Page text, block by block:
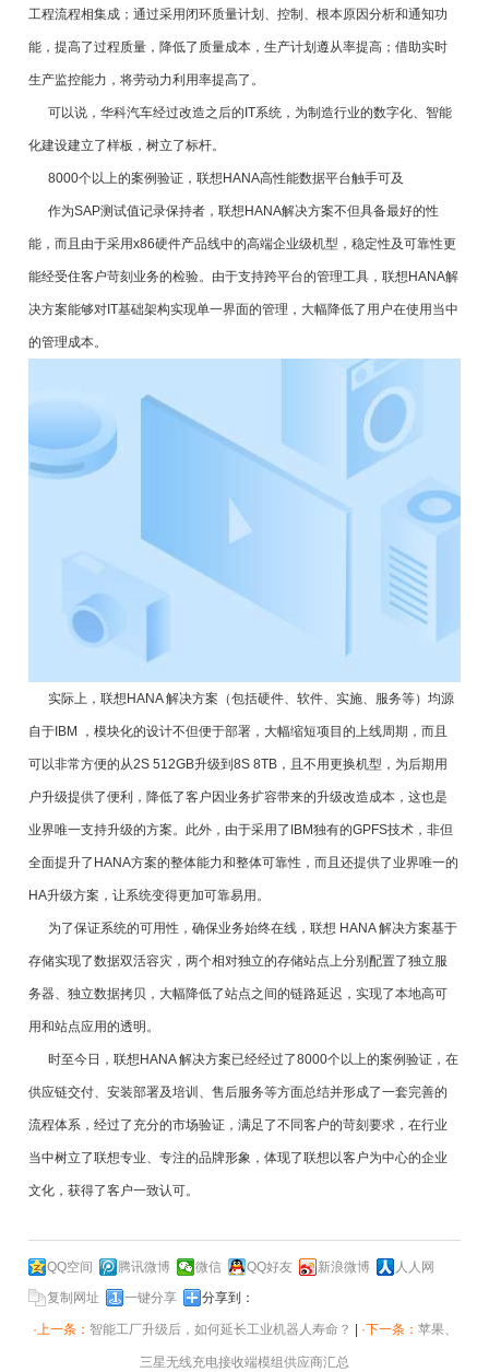
工程流程相集成；通过采用闭环质量计划、控制、根本原因分析和通知功
能，提高了过程质量，降低了质量成本，生产计划遵从率提高；借助实时
生产监控能力，将劳动力利用率提高了。
可以说，华科汽车经过改造之后的IT系统，为制造行业的数字化、智能
化建设建立了样板，树立了标杆。
8000个以上的案例验证，联想HANA高性能数据平台触手可及
作为SAP测试值记录保持者，联想HANA解决方案不但具备最好的性
能，而且由于采用x86硬件产品线中的高端企业级机型，稳定性及可靠性更
能经受住客户苛刻业务的检验。由于支持跨平台的管理工具，联想HANA解
决方案能够对IT基础架构实现单一界面的管理，大幅降低了用户在使用当中
的管理成本。
实际上，联想HANA 解决方案（包括硬件、软件、实施、服务等）均源
自于IBM ，模块化的设计不但便于部署，大幅缩短项目的上线周期，而且
可以非常方便的从2S 512GB升级到8S 8TB，且不用更换机型，为后期用
户升级提供了便利，降低了客户因业务扩容带来的升级改造成本，这也是
业界唯一支持升级的方案。此外，由于采用了IBM独有的GPFS技术，非但
全面提升了HANA方案的整体能力和整体可靠性，而且还提供了业界唯一的
HA升级方案，让系统变得更加可靠易用。
为了保证系统的可用性，确保业务始终在线，联想 HANA 解决方案基于
存储实现了数据双活容灾，两个相对独立的存储站点上分别配置了独立服
务器、独立数据拷贝，大幅降低了站点之间的链路延迟，实现了本地高可
用和站点应用的透明。
时至今日，联想HANA 解决方案已经经过了8000个以上的案例验证，在
供应链交付、安装部署及培训、售后服务等方面总结并形成了一套完善的
流程体系，经过了充分的市场验证，满足了不同客户的苛刻要求，在行业
当中树立了联想专业、专注的品牌形象，体现了联想以客户为中心的企业
文化，获得了客户一致认可。
QQ空间 腾讯微博 微信 QQ好友 新浪微博
人人网
复制网址
一键分享 分享到：
·上一条： 智能工厂升级后，如何延长工业机器人寿命？ ·下一条： 苹果、
三星无线充电接收端模组供应商汇总